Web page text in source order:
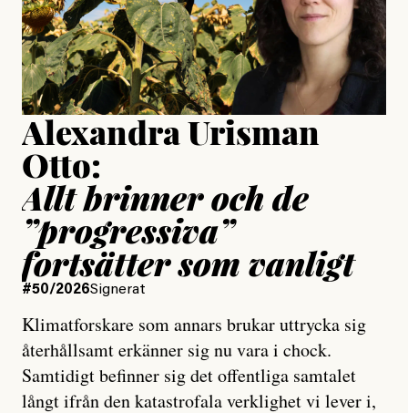
Jesper Lundby
Publicerad15 July, 2026
Uppdaterad15 July, 2026
Alexandra Urisman
Otto:
Allt brinner och de
”progressiva”
fortsätter som vanligt
#50/2026Signerat
Klimatforskare som annars brukar uttrycka sig
återhållsamt erkänner sig nu vara i chock.
Samtidigt befinner sig det offentliga samtalet
långt ifrån den katastrofala verklighet vi lever i,